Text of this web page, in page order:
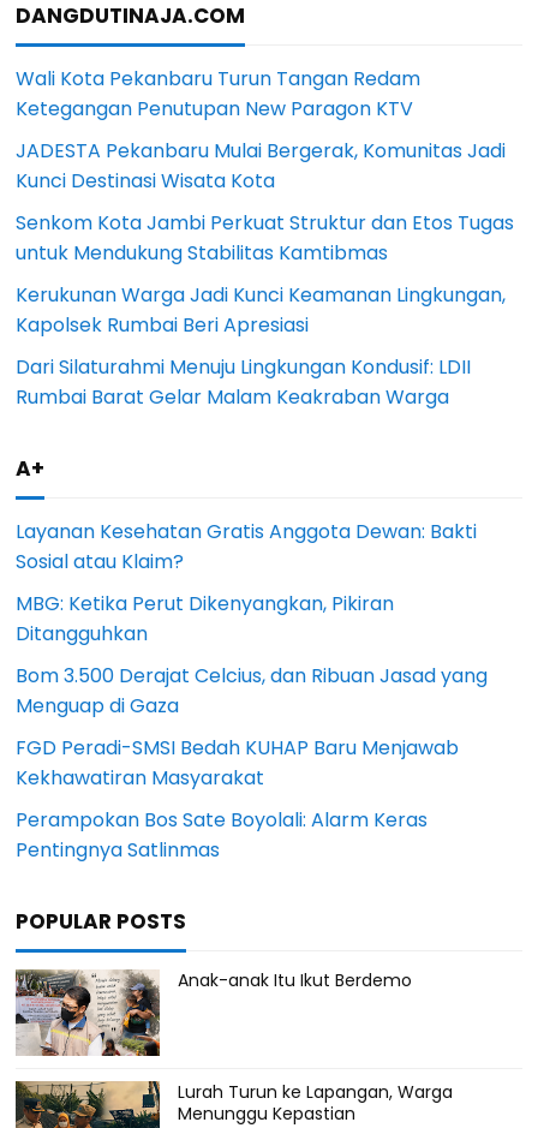
DANGDUTINAJA.COM
Wali Kota Pekanbaru Turun Tangan Redam
Ketegangan Penutupan New Paragon KTV
JADESTA Pekanbaru Mulai Bergerak, Komunitas Jadi
Kunci Destinasi Wisata Kota
Senkom Kota Jambi Perkuat Struktur dan Etos Tugas
untuk Mendukung Stabilitas Kamtibmas
Kerukunan Warga Jadi Kunci Keamanan Lingkungan,
Kapolsek Rumbai Beri Apresiasi
Dari Silaturahmi Menuju Lingkungan Kondusif: LDII
Rumbai Barat Gelar Malam Keakraban Warga
A+
Layanan Kesehatan Gratis Anggota Dewan: Bakti
Sosial atau Klaim?
MBG: Ketika Perut Dikenyangkan, Pikiran
Ditangguhkan
Bom 3.500 Derajat Celcius, dan Ribuan Jasad yang
Menguap di Gaza
FGD Peradi-SMSI Bedah KUHAP Baru Menjawab
Kekhawatiran Masyarakat
Perampokan Bos Sate Boyolali: Alarm Keras
Pentingnya Satlinmas
POPULAR POSTS
Anak-anak Itu Ikut Berdemo
Lurah Turun ke Lapangan, Warga
Menunggu Kepastian